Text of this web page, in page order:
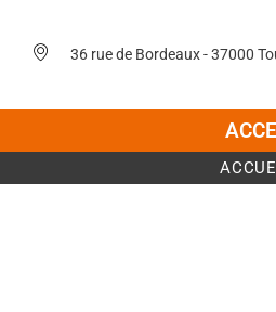
contenu
36 rue de Bordeaux - 37000